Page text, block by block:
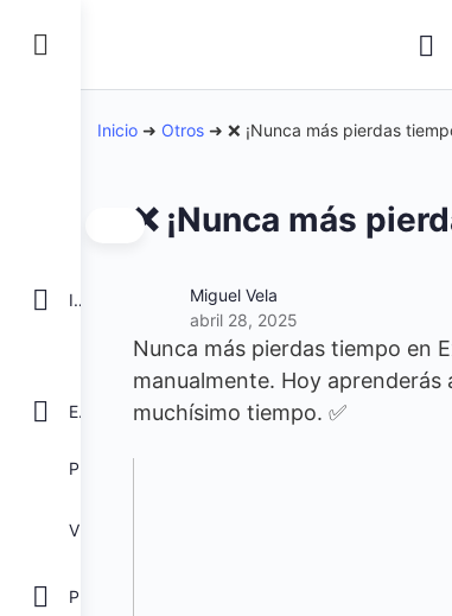
INICIO
EXCEL
VBA para Macros
Inicio ➜ Otros ➜ ❌ ¡Nunca más pierdas
❌ ¡Nunca más
Miguel Vela
abril 28, 2025
Nunca más pierdas tiempo en
manualmente. Hoy aprenderás
muchísimo tiempo. ✅